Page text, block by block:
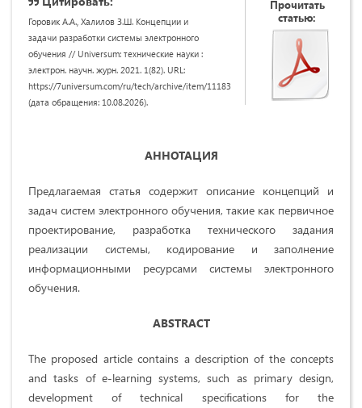
Горовик А.А., Халилов З.Ш. Концепции и
задачи разработки системы электронного
обучения // Universum: технические науки :
электрон. научн. журн. 2021. 1(82). URL:
https://7universum.com/ru/tech/archive/item/11183
(дата обращения: 10.08.2026).
Прочитать
статью:
АННОТАЦИЯ
Предлагаемая статья содержит описание концепций и
задач систем электронного обучения, такие как первичное
проектирование, разработка технического задания
реализации системы, кодирование и заполнение
информационными ресурсами системы электронного
обучения.
ABSTRACT
The proposed article contains a description of the concepts
and tasks of e-learning systems, such as primary design,
development of technical specifications for the